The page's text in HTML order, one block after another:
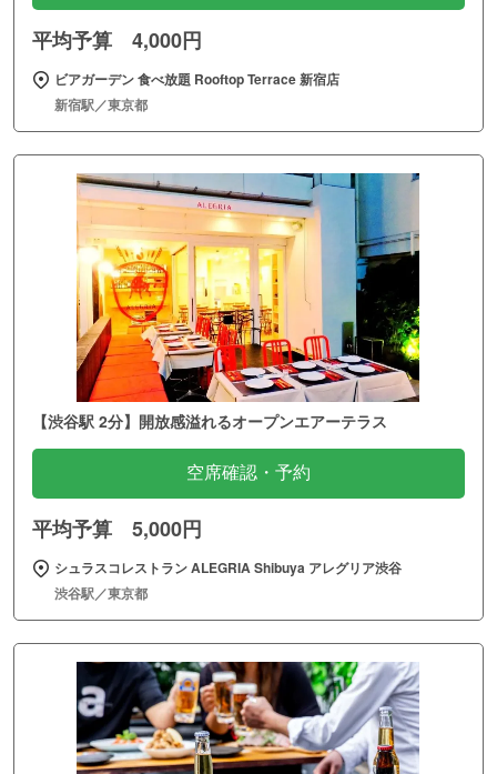
平均予算 4,000円
ビアガーデン 食べ放題 Rooftop Terrace 新宿店
新宿駅／東京都
【渋谷駅 2分】開放感溢れるオープンエアーテラス
空席確認・予約
平均予算 5,000円
シュラスコレストラン ALEGRIA Shibuya アレグリア渋谷
渋谷駅／東京都